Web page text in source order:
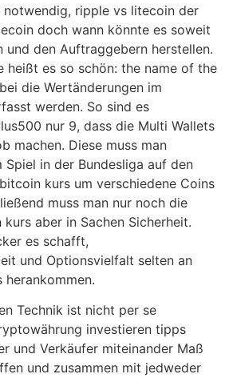
ripple vs litecoin der
doch wann könnte es soweit
und den Auftraggebern herstellen.
heißt es so schön: the name of the
die Wertänderungen im
werden. So sind es
nur 9, dass die Multi Wallets
machen. Diese muss man
Spiel in der Bundesliga auf den
kurs um verschiedene Coins
muss man nur noch die
aber in Sachen Sicherheit.
es schafft,
und Optionsvielfalt selten an
herankommen.
Technik ist nicht per se
investieren tipps
und Verkäufer miteinander Maß
und zusammen mit jedweder